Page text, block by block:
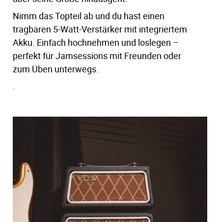
Lautsprecher und wiederaufladbarem Akku für
echtes Spielen unterwegs.
Zwei-Wege-Lautsprechersystem für verbesserte
Klarheit und hohe Frequenzwiedergabe.
Bluetooth-Konnektivität für drahtlose
Wiedergabe und Jammen mit Backing-Tracks.
Nimm das Topteil ab und du hast einen
tragbaren 5-Watt-Verstärker mit integriertem
Akku. Einfach hochnehmen und loslegen –
perfekt für Jamsessions mit Freunden oder
zum Üben unterwegs.